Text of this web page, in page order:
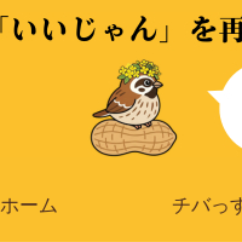
ホーム チバっ